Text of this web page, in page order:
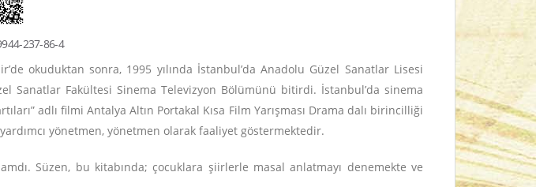
237-86-4
okuduktan sonra, 1995 yılında İstanbul’da Anadolu Güzel Sanatlar Lisesi
Sanatlar Fakültesi Sinema Televizyon Bölümünü bitirdi. İstanbul’da sinema
adlı filmi Antalya Altın Portakal Kısa Film Yarışması Drama dalı birincilliği
yönetmen, yönetmen olarak faaliyet göstermektedir.
Süzen, bu kitabında; çocuklara şiirlerle masal anlatmayı denemekte ve